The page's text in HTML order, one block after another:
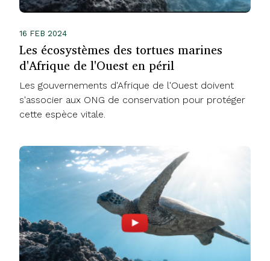
16 FEB 2024
Les écosystèmes des tortues marines
d'Afrique de l'Ouest en péril
Les gouvernements d'Afrique de l'Ouest doivent
s'associer aux ONG de conservation pour protéger
cette espèce vitale.